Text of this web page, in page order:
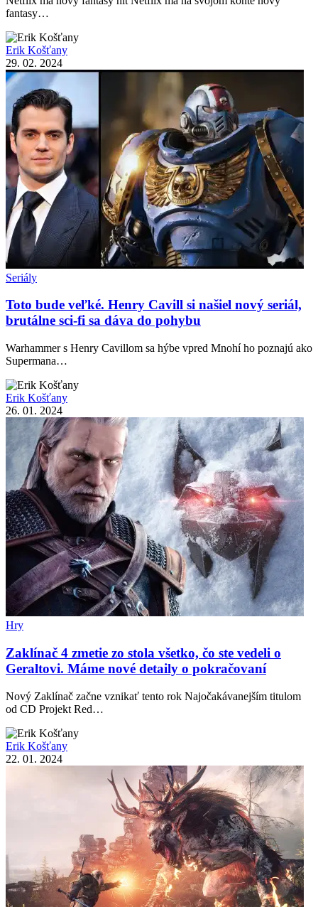
fantasy…
Erik Košťany
29. 02. 2024
Seriály
Toto bude veľké. Henry Cavill si našiel nový seriál,
brutálne sci-fi sa dáva do pohybu
Warhammer s Henry Cavillom sa hýbe vpred Mnohí ho poznajú ako
Supermana…
Erik Košťany
26. 01. 2024
Hry
Zaklínač 4 zmetie zo stola všetko, čo ste vedeli o
Geraltovi. Máme nové detaily o pokračovaní
Nový Zaklínač začne vznikať tento rok Najočakávanejším titulom
od CD Projekt Red…
Erik Košťany
22. 01. 2024